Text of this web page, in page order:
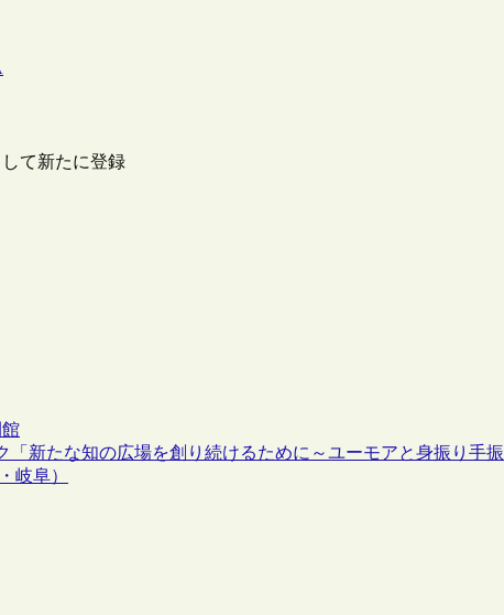
て新たに登録
「新たな知の広場を創り続けるために～ユーモアと身振り手振
岐阜）